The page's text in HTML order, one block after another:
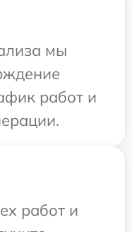
мы
работ и
работ и